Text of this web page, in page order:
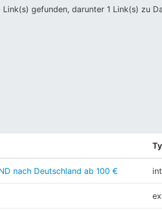
Link(s) gefunden, darunter 1 Link(s) zu
nach Deutschland ab 100 €